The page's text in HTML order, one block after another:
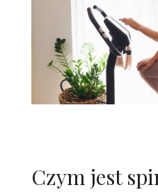
Czym jest